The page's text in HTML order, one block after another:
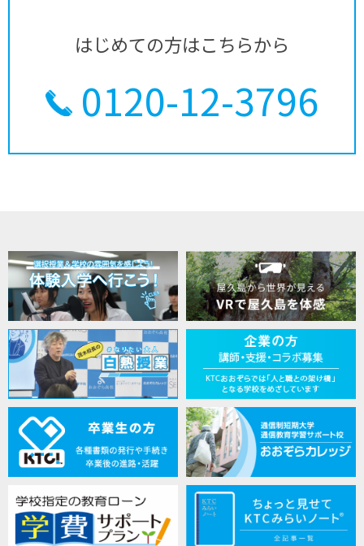
はじめての方はこちらから
0120-12-3796